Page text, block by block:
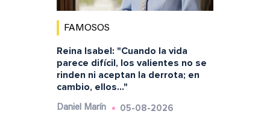
FAMOSOS
Reina Isabel: "Cuando la vida
parece difícil, los valientes no se
rinden ni aceptan la derrota; en
cambio, ellos..."
Daniel Marín 05-08-2026